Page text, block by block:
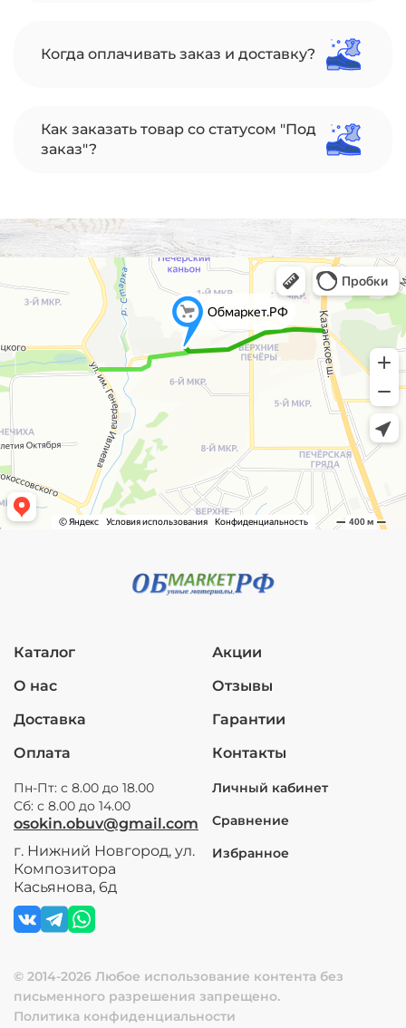
Когда оплачивать заказ и доставку?
Как заказать товар со статусом "Под
заказ"?
Каталог
О нас
Доставка
Оплата
Акции
Отзывы
Гарантии
Контакты
Пн-Пт: с 8.00 до 18.00
Сб: с 8.00 до 14.00
osokin.obuv@gmail.com
г. Нижний Новгород, ул.
Композитора
Касьянова, 6д
Личный кабинет
Сравнение
Избранное
© 2014-2026 Любое использование контента без
письменного разрешения запрещено.
Политика конфиденциальности